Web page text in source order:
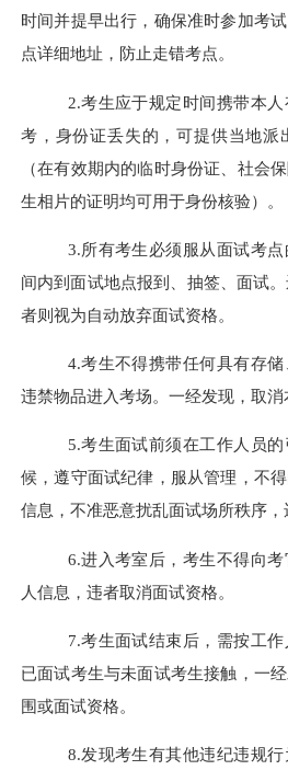
时间并提早出行，确保准时参加考
点详细地址，防止走错考点。
2.考生应于规定时间携带本
考，身份证丢失的，可提供当地派
（在有效期内的临时身份证、社会
生相片的证明均可用于身份核验）
3.所有考生必须服从面试考
间内到面试地点报到、抽签、面试
者则视为自动放弃面试资格。
4.考生不得携带任何具有存
违禁物品进入考场。一经发现，取消
5.考生面试前须在工作人员
候，遵守面试纪律，服从管理，不
信息，不准恶意扰乱面试场所秩序，
6.进入考室后，考生不得向
人信息，违者取消面试资格。
7.考生面试结束后，需按工
已面试考生与未面试考生接触，一
围或面试资格。
8.发现考生有其他违纪违规